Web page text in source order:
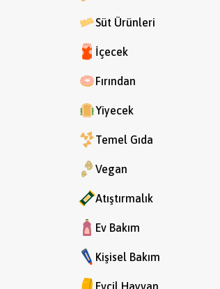
Süt Ürünleri
İçecek
Fırından
Yiyecek
Temel Gıda
Vegan
Atıştırmalık
Ev Bakım
Kişisel Bakım
Evcil Hayvan